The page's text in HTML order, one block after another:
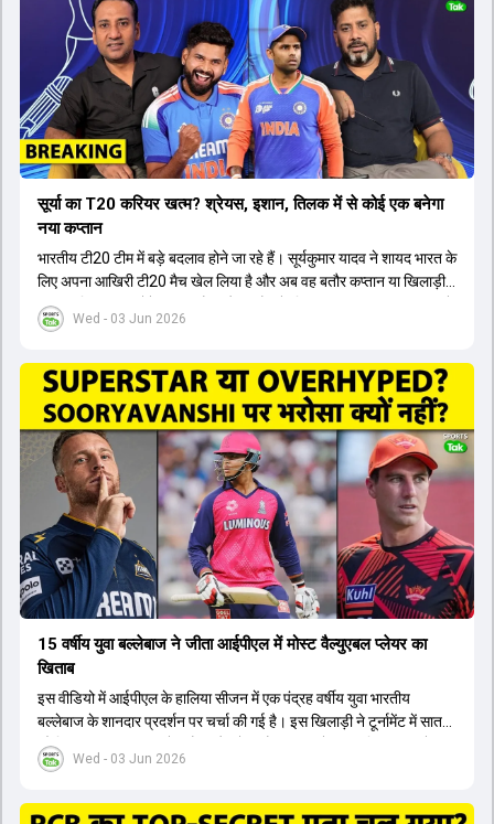
Wed - 03 Jun 2026
सूर्या का T20 करियर खत्म? श्रेयस, इशान, तिलक में से कोई एक बनेगा
नया कप्तान
भारतीय टी20 टीम में बड़े बदलाव होने जा रहे हैं। सूर्यकुमार यादव ने शायद भारत के
लिए अपना आखिरी टी20 मैच खेल लिया है और अब वह बतौर कप्तान या खिलाड़ी
टीम का हिस्सा नहीं होंगे। आयरलैंड और इंग्लैंड के खिलाफ आगामी टी20 सीरीज के
लिए नए कप्तान की तलाश जारी है। इस रेस में श्रेयस अय्यर सबसे आगे चल रहे
पटेल इस रेस में काफी पीछे हैं, जबकि संजू सैमसन और रजत पाटीदार कप्तानी की
दौड़ से बाहर हैं। आगामी सीरीज के लिए वैभव सूर्यवंशी को तीसरे ओपनर के तौर पर
टीम में शामिल किया जाएगा, जबकि अभिषेक शर्मा और संजू सैमसन पहली पसंद
होंगे। इसके अलावा नीतीश रेड्डी को बतौर ऑलराउंडर ज्यादा मौके मिलेंगे। अजीत
अगरकर की अगुवाई वाली चयन समिति और कोच गौतम गंभीर आगामी टी20 वर्ल्ड
कप और 2028 ओलंपिक के लिए लंबी अवधि का विजन लेकर चल रहे हैं।
Wed - 03 Jun 2026
15 वर्षीय युवा बल्लेबाज ने जीता आईपीएल में मोस्ट वैल्युएबल प्लेयर का
खिताब
इस वीडियो में आईपीएल के हालिया सीजन में एक पंद्रह वर्षीय युवा भारतीय
बल्लेबाज के शानदार प्रदर्शन पर चर्चा की गई है। इस खिलाड़ी ने टूर्नामेंट में सात
सौ छिहत्तर रन बनाकर ऑरेंज कैप और मोस्ट वैल्युएबल प्लेयर का खिताब अपने नाम
किया है। वीडियो में बताया गया है कि ऑस्ट्रेलियाई टीम के वर्तमान कप्तान और
ऑस्ट्रेलियाई कप्तान के अनुसार, शुरुआत में लोगों को इस खिलाड़ी के प्रदर्शन पर